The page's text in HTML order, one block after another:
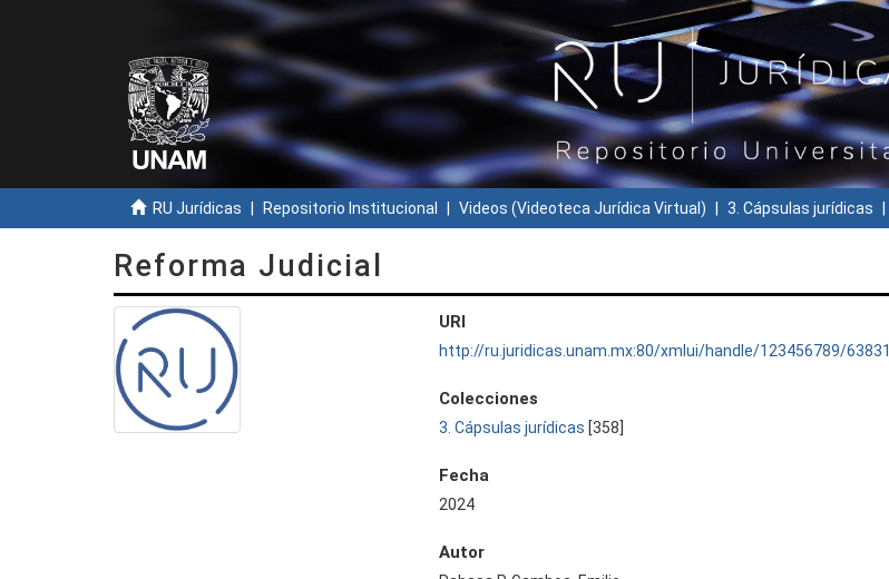
RU Jurídicas Repositorio Institucional Videos (Videoteca Jurídica Virtual) 3. Cápsulas jurídicas
Reforma Judicial
URI
http://ru.juridicas.unam.mx:80/xmlui/handle/123456789/63831
Colecciones
3. Cápsulas jurídicas [358]
Fecha
2024
Autor